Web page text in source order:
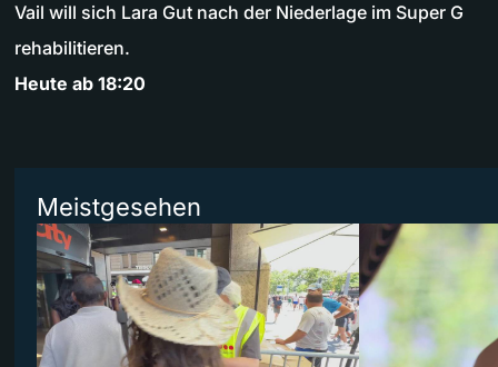
Vail will sich Lara Gut nach der Niederlage im Super G
rehabilitieren.
Heute ab 18:20
Meistgesehen